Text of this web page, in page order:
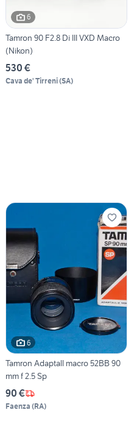
6
Tamron 90 F2.8 Di III VXD Macro
(Nikon)
530 €
Cava de' Tirreni(SA)
6
Tamron Adaptall macro 52BB 90
mm f 2.5 Sp
90 €
Faenza (RA)